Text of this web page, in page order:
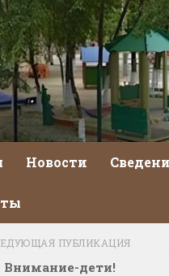
Новости
ПУБЛИКАЦИЯ
Внимание-дети!